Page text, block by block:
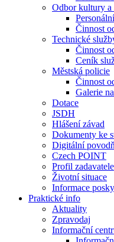
Odbor kultury a
Činnost
Technické
Činnost
Ceník
Městská policie
Činnost
Galerie
Dotace
JSDH
Hlášení závad
Dokumenty ke
Digitální
Czech POINT
Profil zadavatele
Životní situace
Informace
Praktické info
Aktuality
Zpravodaj
Informační